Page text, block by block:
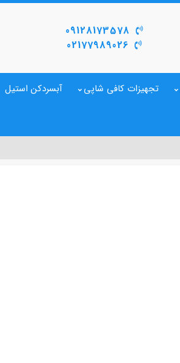
09128173578
02177989026
تجهیزات کافی شاپی آبسردکن استیل